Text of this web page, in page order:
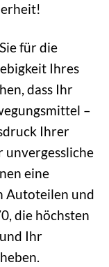
für die
Ihres
dass Ihr
–
Ihrer
unvergessliche
eine
Autoteilen und
die höchsten
Ihr